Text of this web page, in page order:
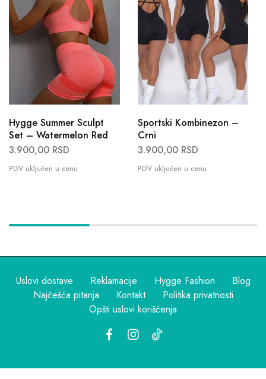
Hygge Summer Sculpt
Set – Watermelon Red
3.900,00 RSD
Sportski Kombinezon –
Crni
3.900,00 RSD
Uslovi dostave Reklamacije Hygge Fashion
Blog
Najčešća pitanja
Kontakt
Politika privatnosti
Opšti uslovi korišćenja